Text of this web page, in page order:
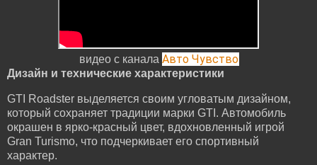
видео с канала Авто Чувство
Дизайн и технические характеристики
GTI Roadster выделяется своим угловатым дизайном,
который сохраняет традиции марки GTI. Автомобиль
окрашен в ярко-красный цвет, вдохновленный игрой
Gran Turismo, что подчеркивает его спортивный
характер.